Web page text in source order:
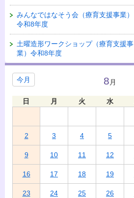
みんなではなそう会（療育支援事業）
令和8年度
土曜造形ワークショップ（療育支援事
業）令和8年度
今月 8 月
日 月 火 水
2 3 4 5
9 10 11 12
16 17 18 19
23 24 25 26